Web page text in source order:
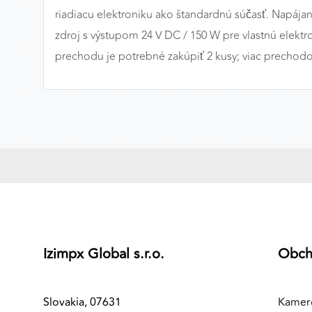
riadiacu elektroniku ako štandardnú súčasť.
zdroj s výstupom 24 V DC / 150 W pre vlastnú
prechodu je potrebné zakúpiť 2 kusy; viac
Izimpx Global s.r.o.
Slovakia, 07631
Preferenčné cookies
Google Analytics